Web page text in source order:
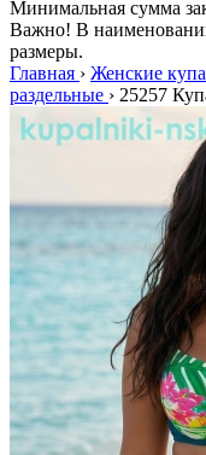
Минимальная сумма
Важно! В
размеры.
Главная › Женские
раздельные › 25257